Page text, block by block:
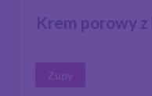
Krem porowy z
Zupy